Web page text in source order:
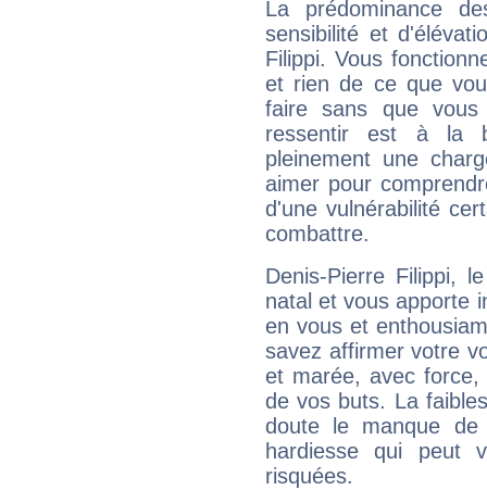
La prédominance
sensibilité et
Filippi. Vous
et rien de ce que
faire sans que
ressentir est à la
pleinement une
aimer pour
d'une vulnérabilité
combattre.
Denis-Pierre Filippi,
natal et vous apporte
en vous et
savez affirmer votre
et marée, avec
de vos buts. La
doute le manque
hardiesse qui peut
risquées.